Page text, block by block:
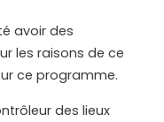
avoir des
les raisons de ce
ce programme.
des lieux